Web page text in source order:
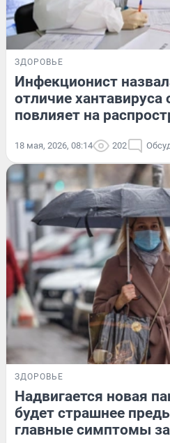
ЗДОРОВЬЕ
Инфекционист
отличие хантавируса
повлияет на
18 мая, 2026, 08:14 202
ЗДОРОВЬЕ
Надвигается новая
будет страшнее
главные симптомы